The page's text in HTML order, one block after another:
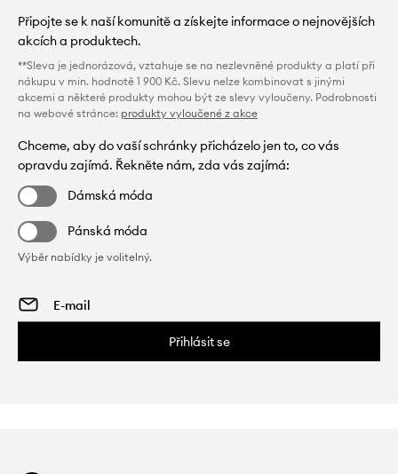
Připojte se k naší komunitě a získejte informace o nejnovějších
akcích a produktech.
**Sleva je jednorázová, vztahuje se na nezlevněné produkty a platí při
nákupu v min. hodnotě 1 900 Kč. Slevu nelze kombinovat s jinými
akcemi a některé produkty mohou být ze slevy vyloučeny. Podrobnosti
na webové stránce: produkty vyloučené z akce
Chceme, aby do vaší schránky přicházelo jen to, co vás
opravdu zajímá. Řekněte nám, zda vás zajímá:
Dámská móda
Pánská móda
Výběr nabídky je volitelný.
Přihlásit se